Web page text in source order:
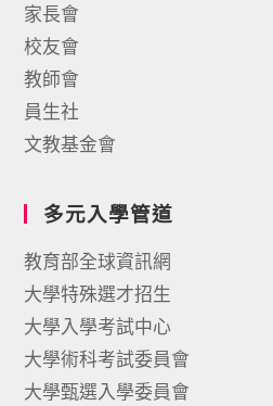
家長會
校友會
教師會
員生社
文教基金會
多元入學管道
教育部全球資訊網
大學特殊選才招生
大學入學考試中心
大學術科考試委員會
大學甄選入學委員會